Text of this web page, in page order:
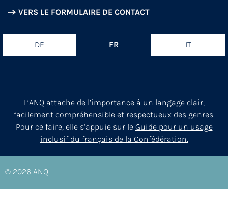
VERS LE FORMULAIRE DE CONTACT
DE FR IT
L’ANQ attache de l’importance à un langage clair,
facilement compréhensible et respectueux des genres.
Pour ce faire, elle s’appuie sur le Guide pour un usage
inclusif du français de la Confédération.
© 2026 ANQ